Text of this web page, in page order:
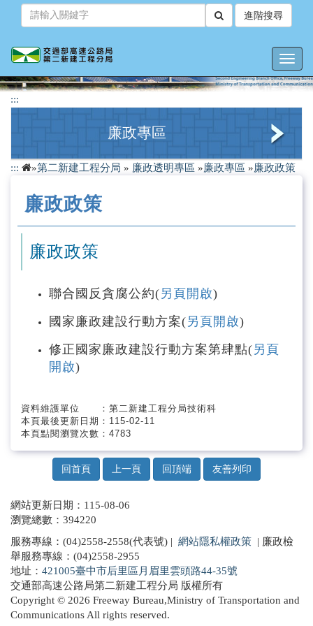
容
進階搜尋
:::
廉政專區
檢舉管道
廉政政策
廉政會報
廉政宣導
廉政法規
統計資料
::: »第二新建工程分局 » 廉政透明專區 » 廉政專區 » 廉政政策
廉政政策
廉政政策
聯合國反貪腐公約(另頁開啟)
國家廉政建設行動方案(另頁開啟)
修正國家廉政建設行動方案第肆點(另頁
開啟)
資料維護單位 ：第二新建工程分局技術科
本頁最後更新日期：115-02-11
本頁點閱瀏覽次數：4783
回首頁 上一頁 回頂端 友善列印
網站更新日期：115-08-06
瀏覽總數：394220
服務專線：(04)2558-2558(代表號) | 網站隱私權政策 | 廉政檢
舉服務專線：(04)2558-2955
地址： 421005臺中市后里區月眉里雲頭路44-35號
交通部高速公路局第二新建工程分局 版權所有
Copyright © 2026 Freeway Bureau,Ministry of Transportation and
Communications All rights reserved.